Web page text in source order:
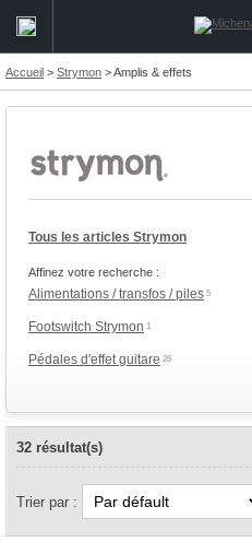
Accueil > Strymon >Amplis & effets
Tous les articles Strymon
Affinez votre recherche :
Alimentations / transfos / piles 5
Footswitch Strymon 1
Pédales d'effet guitare 26
32 résultat(s)
Trier par :